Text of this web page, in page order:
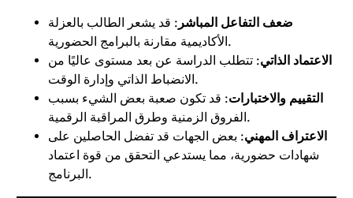
ضعف التفاعل المباشر : قد يشعر الطالب بالعزلة
الأكاديمية مقارنة بالبرامج الحضورية.
الاعتماد الذاتي: تتطلب الدراسة عن بعد مستوى عاليًا من
الانضباط الذاتي وإدارة الوقت.
التقييم والاختبارات: قد تكون صعبة بعض الشيء بسبب
الفروق الزمنية وطرق المراقبة الرقمية.
الاعتراف المهني: بعض الجهات قد تفضل الحاصلين على
شهادات حضورية، مما يستدعي التحقق من قوة اعتماد
البرنامج.